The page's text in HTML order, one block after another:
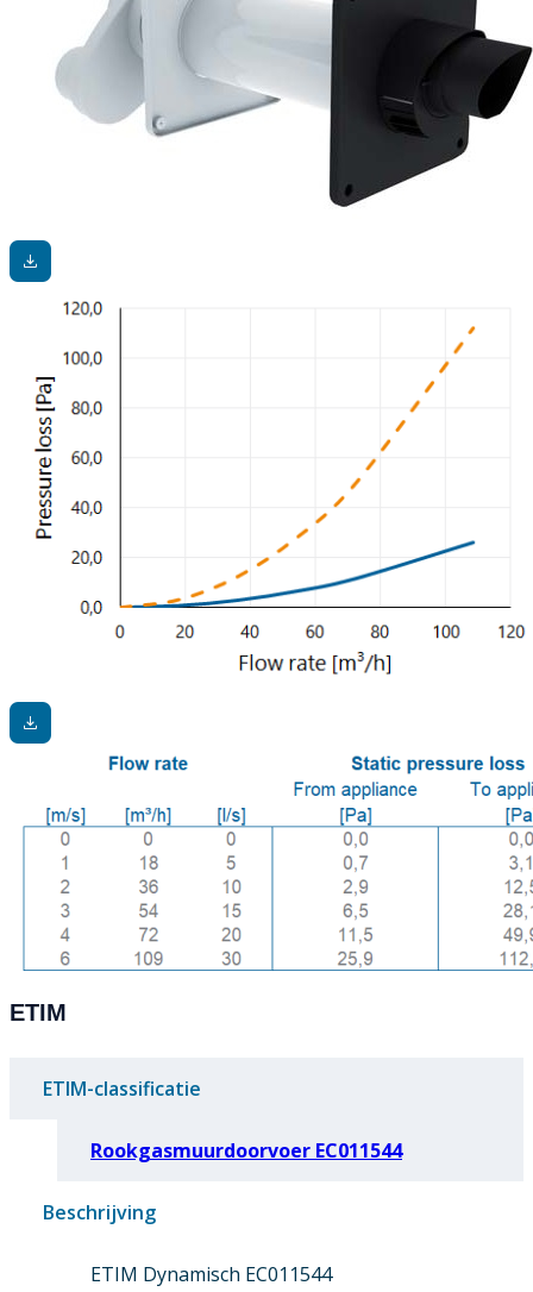
ETIM
ETIM-classificatie
Rookgasmuurdoorvoer EC011544
Beschrijving
ETIM Dynamisch EC011544